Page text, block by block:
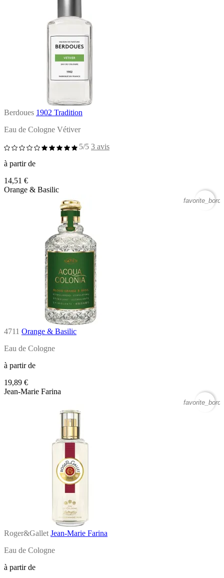
Berdoues 1902 Tradition
Eau de Cologne Vétiver
5/5 3 avis
à partir de
14,51 €
Orange & Basilic
4711 Orange & Basilic
Eau de Cologne
à partir de
19,89 €
Jean-Marie Farina
Roger&Gallet Jean-Marie Farina
Eau de Cologne
à partir de